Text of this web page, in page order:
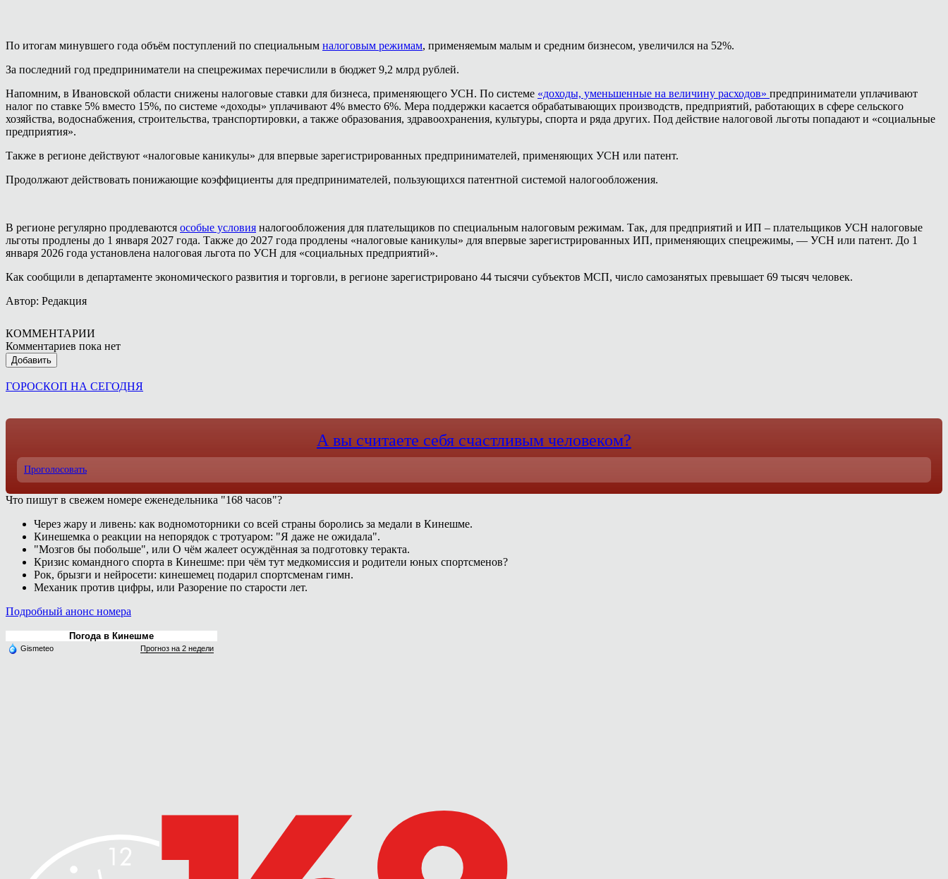
По итогам минувшего года объём поступлений по специальным налоговым режимам, применяемым малым и средним бизнесом, увеличился на 52%.
За последний год предприниматели на спецрежимах перечислили в бюджет 9,2 млрд рублей.
Напомним, в Ивановской области снижены налоговые ставки для бизнеса, применяющего УСН. По системе «доходы, уменьшенные на величину расходов» предприниматели уплачивают
налог по ставке 5% вместо 15%, по системе «доходы» уплачивают 4% вместо 6%. Мера поддержки касается обрабатывающих производств, предприятий, работающих в сфере сельского
хозяйства, водоснабжения, строительства, транспортировки, а также образования, здравоохранения, культуры, спорта и ряда других. Под действие налоговой льготы попадают и «социальные
предприятия».
Также в регионе действуют «налоговые каникулы» для впервые зарегистрированных предпринимателей, применяющих УСН или патент.
Продолжают действовать понижающие коэффициенты для предпринимателей, пользующихся патентной системой налогообложения.
В регионе регулярно продлеваются особые условия налогообложения для плательщиков по специальным налоговым режимам. Так, для предприятий и ИП – плательщиков УСН налоговые
льготы продлены до 1 января 2027 года. Также до 2027 года продлены «налоговые каникулы» для впервые зарегистрированных ИП, применяющих спецрежимы, — УСН или патент. До 1
января 2026 года установлена налоговая льгота по УСН для «социальных предприятий».
Как сообщили в департаменте экономического развития и торговли, в регионе зарегистрировано 44 тысячи субъектов МСП, число самозанятых превышает 69 тысяч человек.
Автор: Редакция
КОММЕНТАРИИ
Комментариев пока нет
Добавить
ГОРОСКОП НА СЕГОДНЯ
А вы считаете себя счастливым человеком?
Проголосовать
Что пишут в свежем номере еженедельника "168 часов"?
Через жару и ливень: как водномоторники со всей страны боролись за медали в Кинешме.
Кинешемка о реакции на непорядок с тротуаром: "Я даже не ожидала".
"Мозгов бы побольше", или О чём жалеет осуждённая за подготовку теракта.
Кризис командного спорта в Кинешме: при чём тут медкомиссия и родители юных спортсменов?
Рок, брызги и нейросети: кинешемец подарил спортсменам гимн.
Механик против цифры, или Разорение по старости лет.
Подробный анонс номера
Погода в Кинешме
Gismeteo Прогноз на 2 недели